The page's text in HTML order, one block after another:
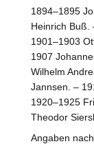
1894–1895
Heinrich Buß.
1901–1903
1907
Wilhelm
Jannsen. –
1920–1925
Theodor
Angaben